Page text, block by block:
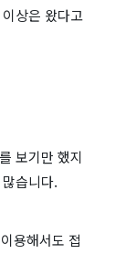
상은 왔다고
보기만 했지
습니다.
용해서도 접